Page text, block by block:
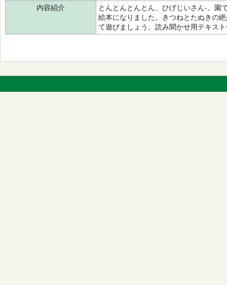
内容紹介
とんとんとんとん、ひげじいさん-。園
絵本になりました。きつねとたぬきの
て遊びましょう。読み聞かせ用テキス